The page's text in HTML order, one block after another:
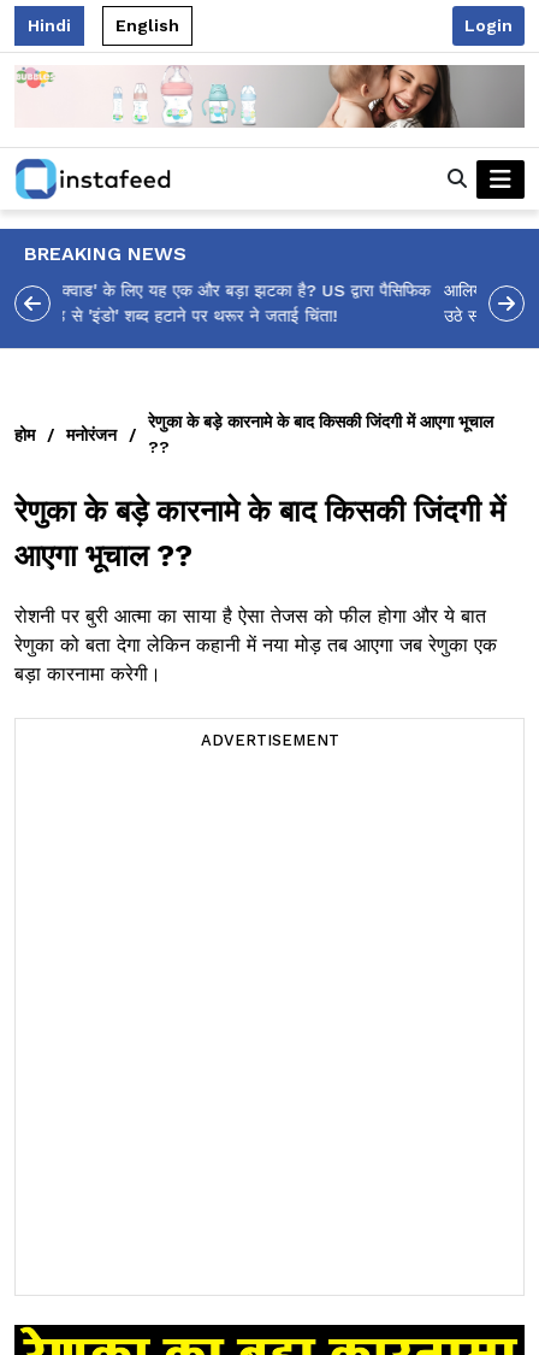
Hindi English Login
BREAKING NEWS
आलिया भट्ट का मज़ेदार 'शर्वरी कहाँ है?' पोस्ट, 'अल्फा' टीज़र पर
उठे सवालों का मज़ाकिया जवाब!
होम / मनोरंजन /
रेणुका के बड़े कारनामे के बाद किसकी जिंदगी में आएगा भूचाल
??
रेणुका के बड़े कारनामे के बाद किसकी जिंदगी में
आएगा भूचाल ??
रोशनी पर बुरी आत्मा का साया है ऐसा तेजस को फील होगा और ये बात
रेणुका को बता देगा लेकिन कहानी में नया मोड़ तब आएगा जब रेणुका एक
बड़ा कारनामा करेगी।
ADVERTISEMENT